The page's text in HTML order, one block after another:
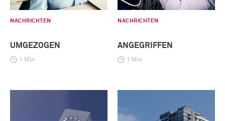
NACHRICHTEN
UMGEZOGEN
1 Min
NACHRICHTEN
ANGEGRIFFEN
1 Min